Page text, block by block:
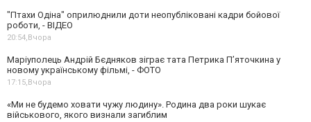
"Птахи Одіна" оприлюднили доти неопубліковані кадри бойової
роботи, - ВІДЕО
20:54,Вчора
Маріуполець Андрій Бєдняков зіграє тата Петрика П’яточкина у
новому українському фільмі, - ФОТО
17:15,Вчора
«Ми не будемо ховати чужу людину». Родина два роки шукає
військового, якого визнали загиблим